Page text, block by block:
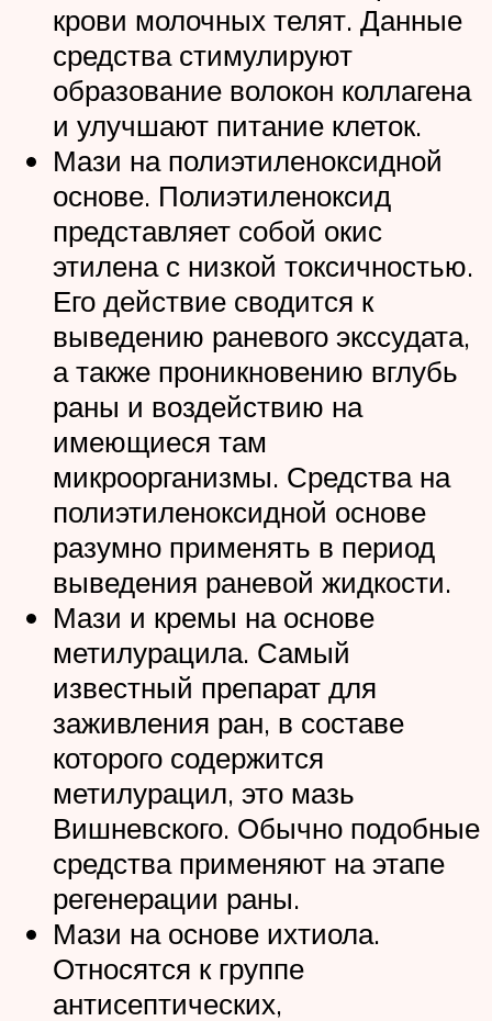
крови молочных телят. Данные
средства стимулируют
образование волокон коллагена
и улучшают питание клеток.
Мази на полиэтиленоксидной
основе. Полиэтиленоксид
представляет собой окис
этилена с низкой токсичностью.
Его действие сводится к
выведению раневого экссудата,
а также проникновению вглубь
раны и воздействию на
имеющиеся там
микроорганизмы. Средства на
полиэтиленоксидной основе
разумно применять в период
выведения раневой жидкости.
Мази и кремы на основе
метилурацила. Самый
известный препарат для
заживления ран, в составе
которого содержится
метилурацил, это мазь
Вишневского. Обычно подобные
средства применяют на этапе
регенерации раны.
Мази на основе ихтиола.
Относятся к группе
антисептических,